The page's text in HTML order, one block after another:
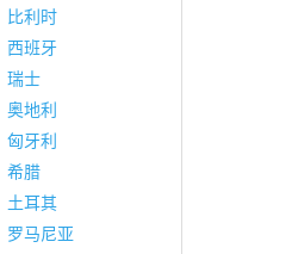
比利时
西班牙
瑞士
奥地利
匈牙利
希腊
土耳其
罗马尼亚